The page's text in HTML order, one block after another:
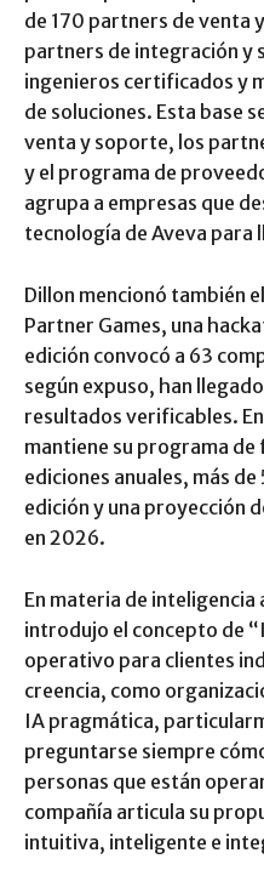
de 170 partners de venta
partners de integración y
ingenieros certificados y
de soluciones. Esta base
venta y soporte, los
y el programa de
agrupa a empresas que
tecnología de Aveva para
Dillon mencionó también
Partner Games, una
edición convocó a 63
según expuso, han
resultados verificables.
mantiene su programa
ediciones anuales, más
edición y una proyección
en 2026.
En materia de
introdujo el concepto de
operativo para clientes
creencia, como
IA pragmática,
preguntarse siempre
personas que están
compañía articula su
intuitiva, inteligente e